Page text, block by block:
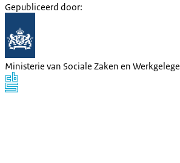
Gepubliceerd door:
Ministerie van Sociale Zaken en